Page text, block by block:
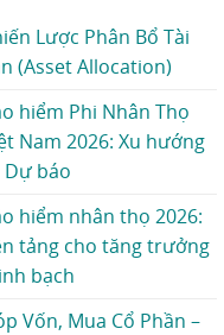
Lược Phân Bổ Tài
(Asset Allocation)
hiểm Phi Nhân Thọ
Nam 2026: Xu hướng
Dự báo
hiểm nhân thọ 2026:
tảng cho tăng trưởng
bạch
Vốn, Mua Cổ Phần –